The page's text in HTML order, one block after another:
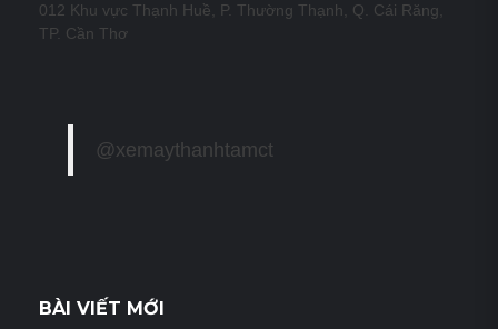
012 Khu vực Thạnh Huề, P. Thường Thạnh, Q. Cái Răng,
TP. Cần Thơ
@xemaythanhtamct
BÀI VIẾT MỚI